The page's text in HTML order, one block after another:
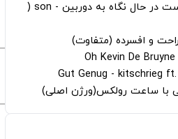
دانلود قالب مرد سیاه پوست در حال نگاه به دوربین - son (
و افسرده (متفاوت)
با ساعت رولکس(ورژن اصلی)